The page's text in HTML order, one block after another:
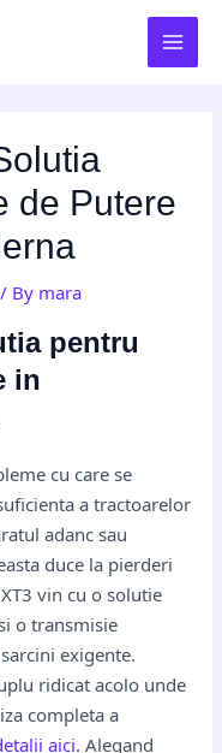
de Putere
/ By mara
pentru
in
cu care se
a tractoarelor
adanc sau
duce la pierderi
vin cu o solutie
o transmisie
exigente.
ridicat acolo unde
completa a
aici. Alegand